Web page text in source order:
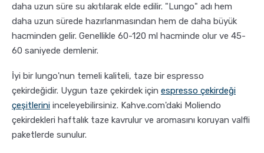
daha uzun süre su akıtılarak elde edilir. "Lungo" adı hem
daha uzun sürede hazırlanmasından hem de daha büyük
hacminden gelir. Genellikle 60-120 ml hacminde olur ve 45-
60 saniyede demlenir.
İyi bir lungo'nun temeli kaliteli, taze bir espresso
çekirdeğidir. Uygun taze çekirdek için espresso çekirdeği
çeşitlerini inceleyebilirsiniz. Kahve.com'daki Moliendo
çekirdekleri haftalık taze kavrulur ve aromasını koruyan valfli
paketlerde sunulur.